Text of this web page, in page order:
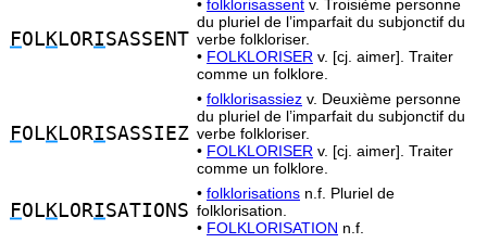
FOL KLORISASSENT
• folklorisassent v. Troisième personne
du pluriel de l’imparfait du subjonctif du
verbe folkloriser.
• FOLKLORISER v. [cj. aimer]. Traiter
comme un folklore.
FOL KLORISASSIEZ
• folklorisassiez v. Deuxième personne
du pluriel de l’imparfait du subjonctif du
verbe folkloriser.
• FOLKLORISER v. [cj. aimer]. Traiter
comme un folklore.
FOL KLORISATIONS
• folklorisations n.f. Pluriel de
folklorisation.
• FOLKLORISATION n.f.